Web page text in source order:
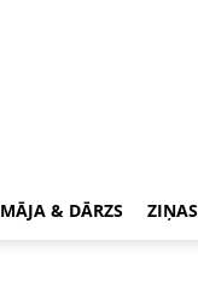
MĀJA & DĀRZS ZIŅAS